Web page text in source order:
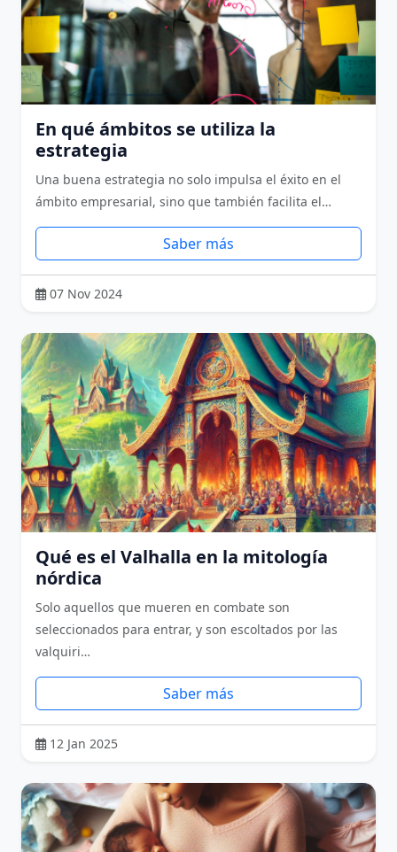
En qué ámbitos se utiliza la
estrategia
Una buena estrategia no solo impulsa el éxito en el
ámbito empresarial, sino que también facilita el…
Saber más
07 Nov 2024
Qué es el Valhalla en la mitología
nórdica
Solo aquellos que mueren en combate son
seleccionados para entrar, y son escoltados por las
valquiri…
Saber más
12 Jan 2025